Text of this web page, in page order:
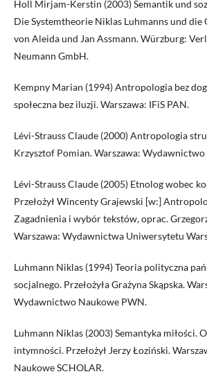
Holl Mirjam-Kerstin (2003) Semantik und
Die Systemtheorie Niklas Luhmanns und die
von Aleida und Jan Assmann. Würzburg:
Neumann GmbH.
Kempny Marian (1994) Antropologia bez
społeczna bez iluzji. Warszawa: IFiS PAN.
Lévi-Strauss Claude (2000) Antropologia
Krzysztof Pomian. Warszawa: Wydawnictwo
Lévi-Strauss Claude (2005) Etnolog wobec
Przełożył Wincenty Grajewski [w:]
Zagadnienia i wybór tekstów, oprac.
Warszawa: Wydawnictwa Uniwersytetu
Luhmann Niklas (1994) Teoria polityczna
socjalnego. Przełożyła Grażyna Skąpska.
Wydawnictwo Naukowe PWN.
Luhmann Niklas (2003) Semantyka miłości.
intymności. Przełożył Jerzy Łoziński.
Naukowe SCHOLAR.